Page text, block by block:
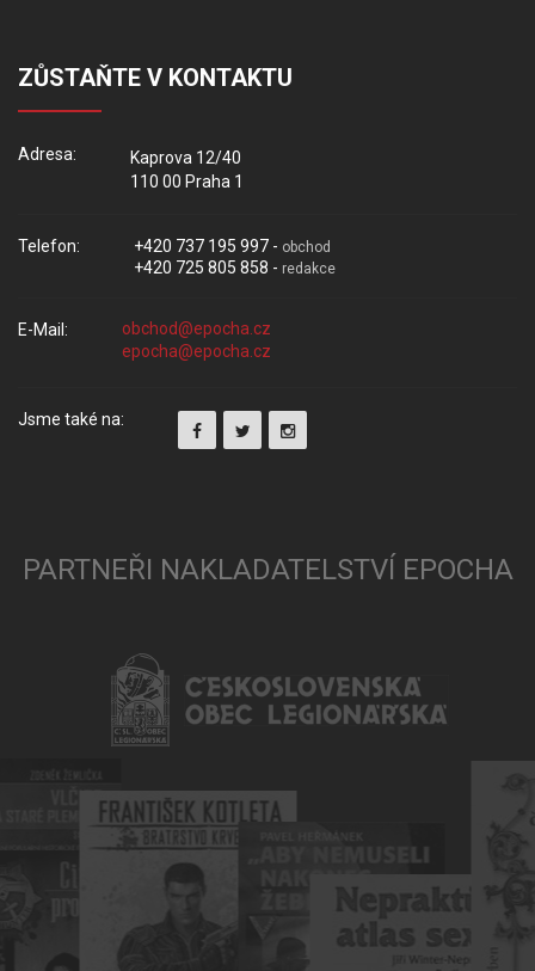
ZŮSTAŇTE V KONTAKTU
Adresa:
Kaprova 12/40
110 00 Praha 1
Telefon: +420 737 195 997 - obchod
+420 725 805 858 - redakce
E-Mail:
Jsme také na:
PARTNEŘI NAKLADATELSTVÍ EPOCHA